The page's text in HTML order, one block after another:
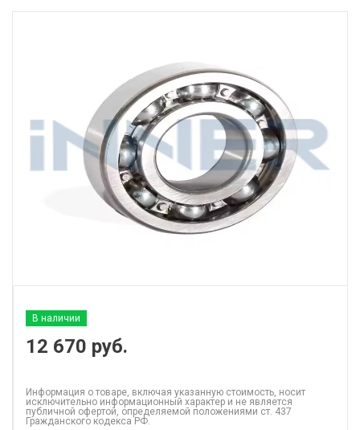
В наличии
12 670 руб.
Информация о товаре, включая указанную стоимость, носит
исключительно информационный характер и не является
публичной офертой, определяемой положениями ст. 437
Гражданского кодекса РФ.